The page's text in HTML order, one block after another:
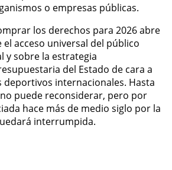
o empresas públicas.
los derechos para 2026 abre
acceso universal del público
y sobre la estrategia
del Estado de cara a
deportivos internacionales. Hasta
puede reconsiderar, pero por
hace más de medio siglo por la
interrumpida.